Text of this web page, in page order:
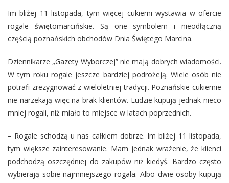
Im bliżej 11 listopada, tym więcej cukierni wystawia w ofercie
rogale świętomarcińskie. Są one symbolem i nieodłączną
częścią poznańskich obchodów Dnia Świętego Marcina.
Dziennikarze „Gazety Wyborczej” nie mają dobrych wiadomości.
W tym roku rogale jeszcze bardziej podrożeją. Wiele osób nie
potrafi zrezygnować z wieloletniej tradycji. Poznańskie cukiernie
nie narzekają więc na brak klientów. Ludzie kupują jednak nieco
mniej rogali, niż miało to miejsce w latach poprzednich.
– Rogale schodzą u nas całkiem dobrze. Im bliżej 11 listopada,
tym większe zainteresowanie. Mam jednak wrażenie, że klienci
podchodzą oszczędniej do zakupów niż kiedyś. Bardzo często
wybierają sobie najmniejszego rogala. Albo dwie osoby kupują